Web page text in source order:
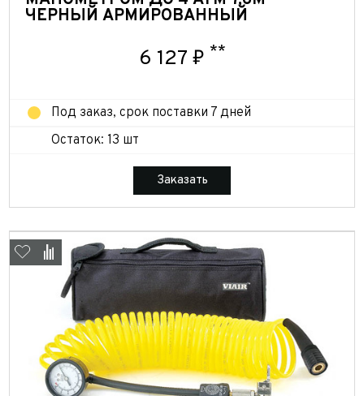
ЧЕРНЫЙ АРМИРОВАННЫЙ
6 127 ₽ **
Под заказ, срок поставки 7 дней
Остаток: 13 шт
Заказать